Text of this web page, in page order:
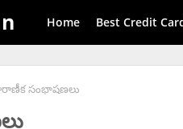
Home Best Credit
సంభాషణలు